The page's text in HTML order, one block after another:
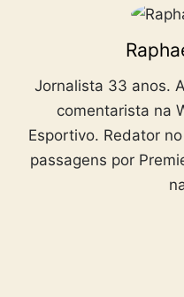
Jornalista 33 anos.
comentarista na
Esportivo. Redator
passagens por